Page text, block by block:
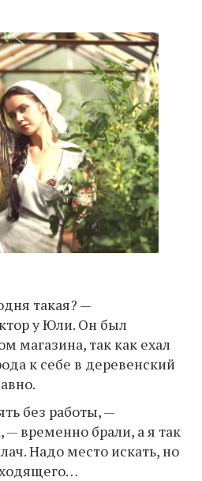
такая? —
у Юли. Он был
магазина, так как ехал
к себе в деревенский
без работы, —
— временно брали, а я так
Надо место искать, но